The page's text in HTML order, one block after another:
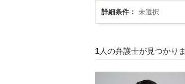
詳細条件 未選択
1 人の弁護士が見つかり